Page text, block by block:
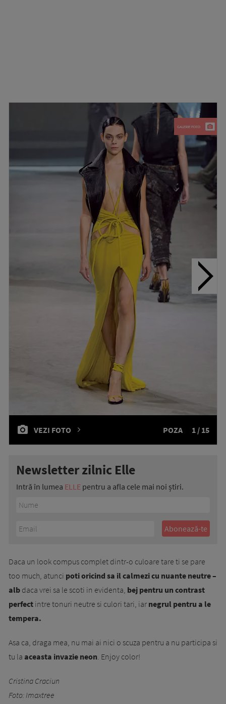
VEZI FOTO POZA 1 / 15
Newsletter zilnic Elle
Intră în lumea ELLE pentru a afla cele mai noi știri.
Daca un look compus complet dintr-o culoare tare ti se pare
too much, atunci poti oricind sa il calmezi cu nuante neutre –
alb daca vrei sa le scoti in evidenta, bej pentru un contrast
perfect intre tonuri neutre si culori tari, iar negrul pentru a le
tempera.
Asa ca, draga mea, nu mai ai nici o scuza pentru a nu participa si
tu la aceasta invazie neon. Enjoy color!
Cristina Craciun
Foto: Imaxtree